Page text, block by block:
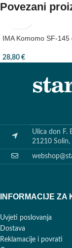
Povezani
IMA Komomo SF-145
28,80 €
Ulica don F.
21210 Solin,
INFORMACIJE ZA
Uvjeti poslovanja
Dostava
Reklamacije i povrati